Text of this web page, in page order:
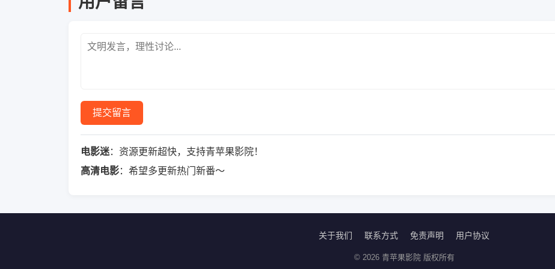
提交留言
电影迷：资源更新超快，支持青苹果影院！
高清电影：希望多更新热门新番～
关于我们 联系方式 免责声明 用户协议
© 2026 青苹果影院 版权所有